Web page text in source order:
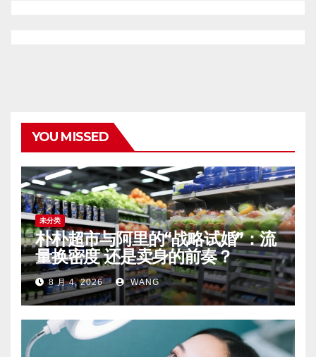
YOU MISSED
未分类
朴朴超市与阿里的“战略试婚”：流
量换密度 还是卖身的前奏？
8 月 4, 2026 WANG